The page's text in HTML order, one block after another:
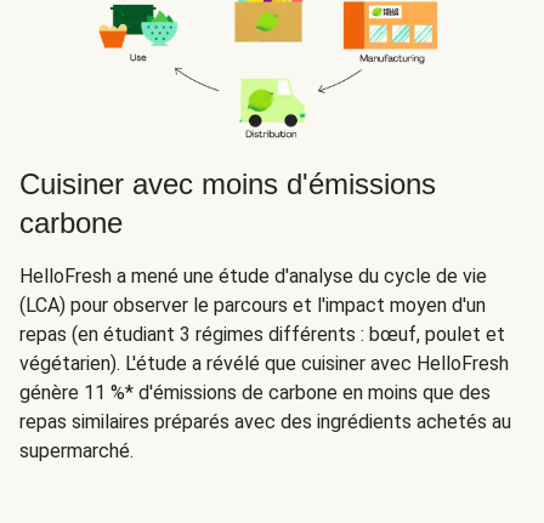
Cuisiner avec moins d'émissions
carbone
HelloFresh a mené une étude d'analyse du cycle de vie
(LCA) pour observer le parcours et l'impact moyen d'un
repas (en étudiant 3 régimes différents : bœuf, poulet et
végétarien). L'étude a révélé que cuisiner avec HelloFresh
génère 11 %* d'émissions de carbone en moins que des
repas similaires préparés avec des ingrédients achetés au
supermarché.